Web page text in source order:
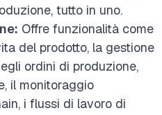
tutto in uno.
Offre funzionalità come
del prodotto, la gestione
ordini di produzione,
il monitoraggio
i flussi di lavoro di